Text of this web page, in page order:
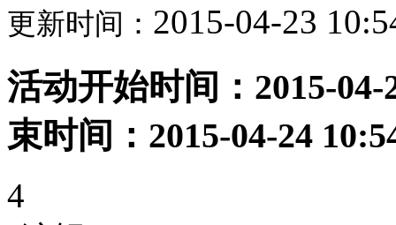
更新时间： 2015-04-23
活动开始时间：
束时间：2015-04-24
4